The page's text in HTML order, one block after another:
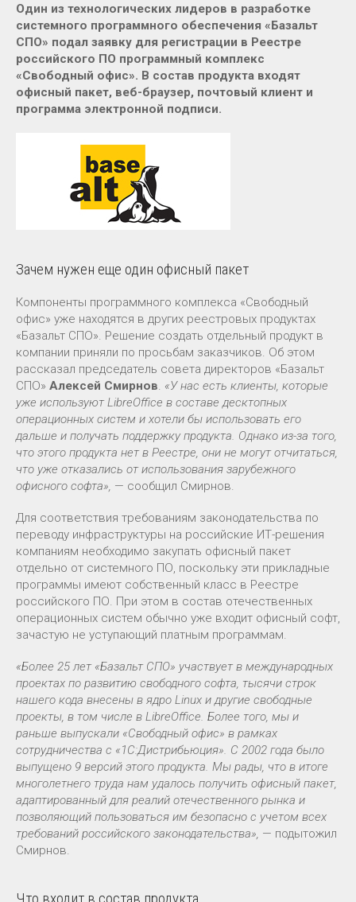
Один из технологических лидеров в разработке
системного программного обеспечения «Базальт
СПО» подал заявку для регистрации в Реестре
российского ПО программный комплекс
«Свободный офис». В состав продукта входят
офисный пакет, веб-браузер, почтовый клиент и
программа электронной подписи.
Зачем нужен еще один офисный пакет
Компоненты программного комплекса «Свободный
офис» уже находятся в других реестровых продуктах
«Базальт СПО». Решение создать отдельный продукт в
компании приняли по просьбам заказчиков. Об этом
рассказал председатель совета директоров «Базальт
СПО» Алексей Смирнов. «У нас есть клиенты, которые
уже используют LibreOffice в составе десктопных
операционных систем и хотели бы использовать его
дальше и получать поддержку продукта. Однако из-за того,
что этого продукта нет в Реестре, они не могут отчитаться,
что уже отказались от использования зарубежного
офисного софта», — сообщил Смирнов.
Для соответствия требованиям законодательства по
переводу инфраструктуры на российские ИТ-решения
компаниям необходимо закупать офисный пакет
отдельно от системного ПО, поскольку эти прикладные
программы имеют собственный класс в Реестре
российского ПО. При этом в состав отечественных
операционных систем обычно уже входит офисный софт,
зачастую не уступающий платным программам.
«Более 25 лет «Базальт СПО» участвует в международных
проектах по развитию свободного софта, тысячи строк
нашего кода внесены в ядро Linux и другие свободные
проекты, в том числе в LibreOffice. Более того, мы и
раньше выпускали «Свободный офис» в рамках
сотрудничества с «1С:Дистрибьюция». С 2002 года было
выпущено 9 версий этого продукта. Мы рады, что в итоге
многолетнего труда нам удалось получить офисный пакет,
адаптированный для реалий отечественного рынка и
позволяющий пользоваться им безопасно с учетом всех
требований российского законодательства», — подытожил
Смирнов.